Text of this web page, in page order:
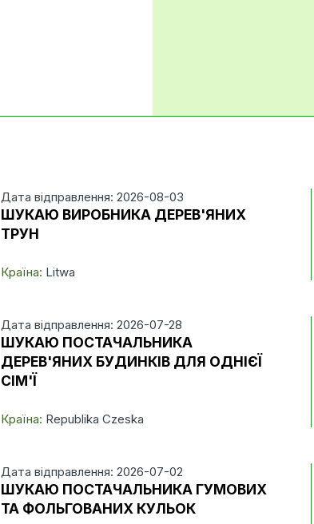
Дата відправлення: 2026-08-03
ШУКАЮ ВИРОБНИКА ДЕРЕВ'ЯНИХ
ТРУН
Країна: Litwa
Дата відправлення: 2026-07-28
ШУКАЮ ПОСТАЧАЛЬНИКА
ДЕРЕВ'ЯНИХ БУДИНКІВ ДЛЯ ОДНІЄЇ
СІМ'Ї
Країна: Republika Czeska
Дата відправлення: 2026-07-02
ШУКАЮ ПОСТАЧАЛЬНИКА ГУМОВИХ
ТА ФОЛЬГОВАНИХ КУЛЬОК